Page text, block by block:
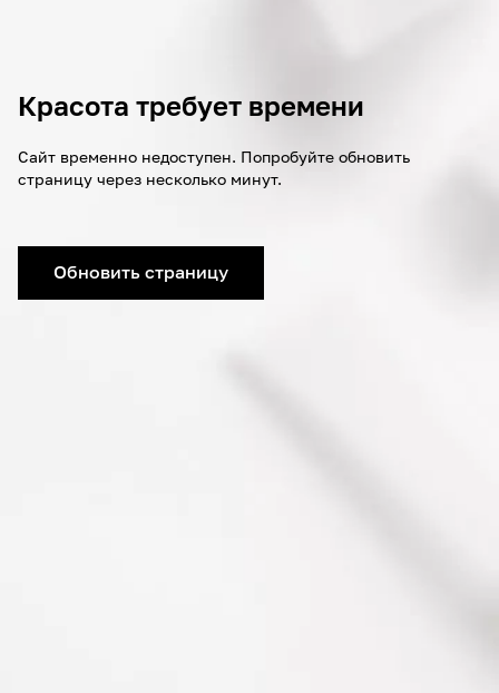
Красота требует времени
Сайт временно недоступен. Попробуйте обновить
страницу через несколько минут.
Обновить страницу